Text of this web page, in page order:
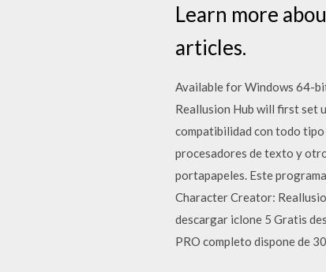
Learn more
articles.
Available for Windows 64-
Reallusion Hub will first set
compatibilidad con todo
procesadores de texto y
portapapeles. Este
Character Creator:
descargar iclone 5 Gratis
PRO completo dispone de